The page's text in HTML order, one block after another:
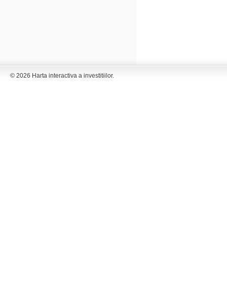
© 2026 Harta interactiva a investitiilor.